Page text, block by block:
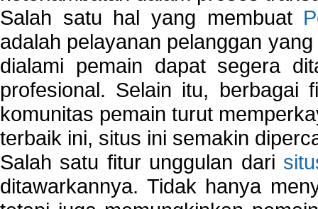
Salah satu hal yang membuat
adalah pelayanan pelanggan
dialami pemain dapat segera
profesional. Selain itu, berbagai
komunitas pemain turut
terbaik ini, situs ini semakin
Salah satu fitur unggulan dari
ditawarkannya. Tidak hanya